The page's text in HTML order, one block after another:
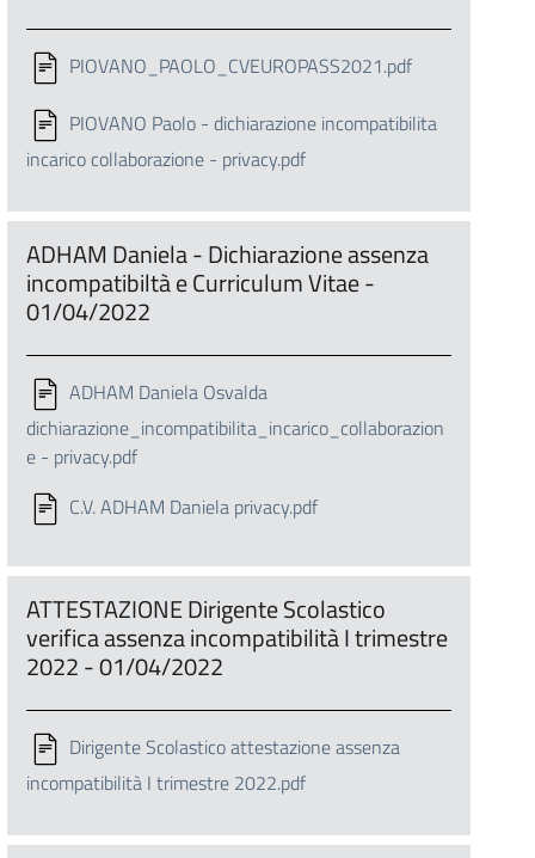
PIOVANO_PAOLO_CVEUROPASS2021.pdf
PIOVANO Paolo - dichiarazione incompatibilita
incarico collaborazione - privacy.pdf
ADHAM Daniela - Dichiarazione assenza
incompatibiltà e Curriculum Vitae -
01/04/2022
ADHAM Daniela Osvalda
dichiarazione_incompatibilita_incarico_collaborazion
e - privacy.pdf
C.V. ADHAM Daniela privacy.pdf
ATTESTAZIONE Dirigente Scolastico
verifica assenza incompatibilità I trimestre
2022 - 01/04/2022
Dirigente Scolastico attestazione assenza
incompatibilità I trimestre 2022.pdf